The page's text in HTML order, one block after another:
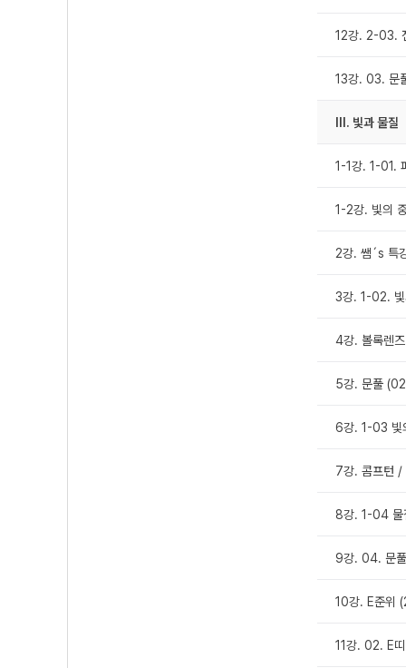
12강. 2-03.
13강. 03. 문
Ⅲ. 빛과 물질
1-1강. 1-01.
1-2강. 빛의
2강. 쌤´s 특
3강. 1-02. 빛
4강. 볼록렌
5강. 문풀
6강. 1-03 빛
7강. 콤프턴 /
8강. 1-04 물
9강. 04. 문
10강. E준위
11강. 02. E